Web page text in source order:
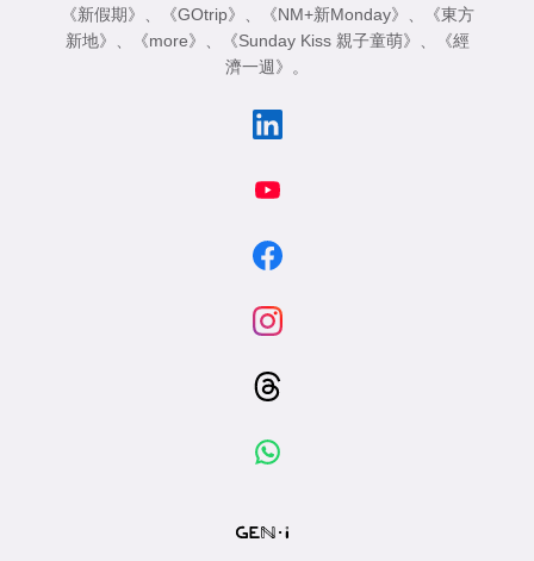
《新假期》
《GOtrip》 《NM+新Monday》
《東方
新地》
《more》 《Sunday Kiss 親子童萌》
《經
濟一週》
。